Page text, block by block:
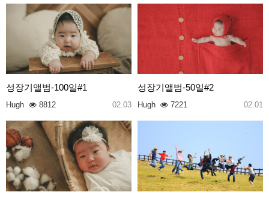
성장기앨범-100일#1
Hugh 8812 02.03
성장기앨범-50일#2
Hugh 7221 02.01